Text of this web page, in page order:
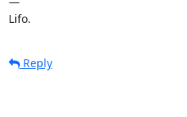
Lifo.
Reply